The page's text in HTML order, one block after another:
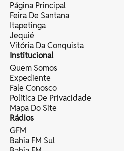
Página Principal
Feira De Santana
Itapetinga
Jequié
Vitória Da Conquista
Institucional
Quem Somos
Expediente
Fale Conosco
Política De Privacidade
Mapa Do Site
Rádios
GFM
Bahia FM Sul